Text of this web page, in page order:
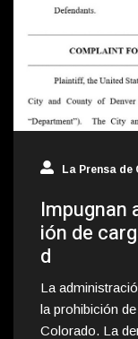
La Prensa de
Impugnan
ión de
d
La
la prohibición
Colorado. La